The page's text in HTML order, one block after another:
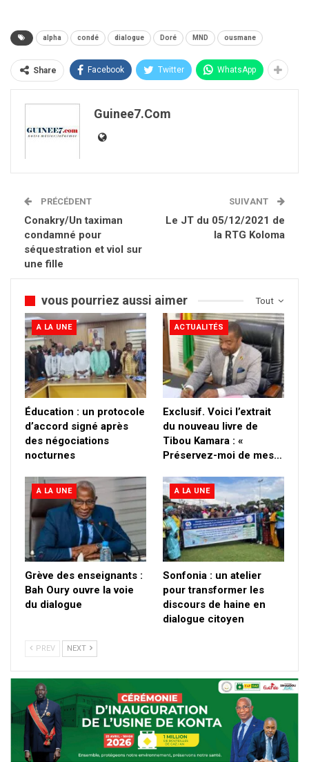
alpha condé dialogue Doré MND ousmane
Share Facebook Twitter WhatsApp
Guinee7.com
PRÉCÉDENT
Conakry/Un taximan
condamné pour
séquestration et viol sur
une fille
SUIVANT
Le JT du 05/12/2021 de
la RTG Koloma
Tout
vous pourriez aussi aimer
A LA UNE
Éducation : un protocole
d’accord signé après
des négociations
nocturnes
ACTUALITÉS
Exclusif. Voici l’extrait
du nouveau livre de
Tibou Kamara : «
Préservez-moi de mes…
A LA UNE
Grève des enseignants :
Bah Oury ouvre la voie
du dialogue
A LA UNE
Sonfonia : un atelier
pour transformer les
discours de haine en
dialogue citoyen
PREV NEXT